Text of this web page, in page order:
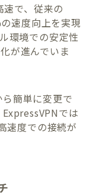
速で、従来の
速度向上を実現
環境での安定性
が進んでいま
簡単に変更で
では
速度での接続が